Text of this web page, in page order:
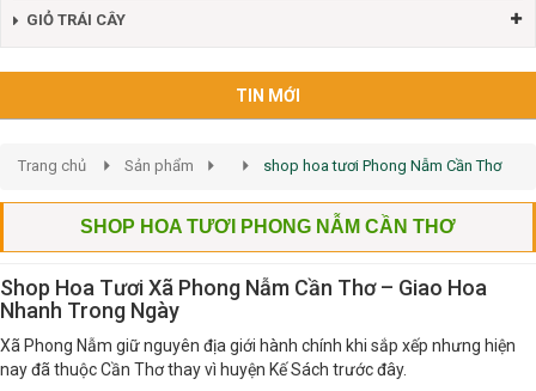
GIỎ TRÁI CÂY
TIN MỚI
Trang chủ Sản phẩm shop hoa tươi Phong Nẫm Cần Thơ
SHOP HOA TƯƠI PHONG NẪM CẦN THƠ
Shop Hoa Tươi Xã Phong Nẫm Cần Thơ – Giao Hoa
Nhanh Trong Ngày
Xã Phong Nẫm giữ nguyên địa giới hành chính khi sắp xếp nhưng hiện
nay đã thuộc Cần Thơ thay vì huyện Kế Sách trước đây.